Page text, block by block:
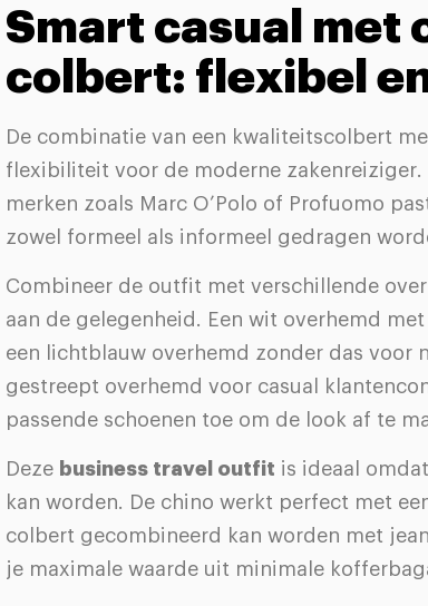
Smart casual met
colbert: flexibel
De combinatie van een kwaliteitscolbert
flexibiliteit voor de moderne zakenreiziger.
merken zoals Marc O’Polo of Profuomo
zowel formeel als informeel gedragen
Combineer de outfit met verschillende
aan de gelegenheid. Een wit overhemd
een lichtblauw overhemd zonder das voor
gestreept overhemd voor casual
passende schoenen toe om de look af te
Deze business travel outfit is ideaal
kan worden. De chino werkt perfect met
colbert gecombineerd kan worden met
je maximale waarde uit minimale